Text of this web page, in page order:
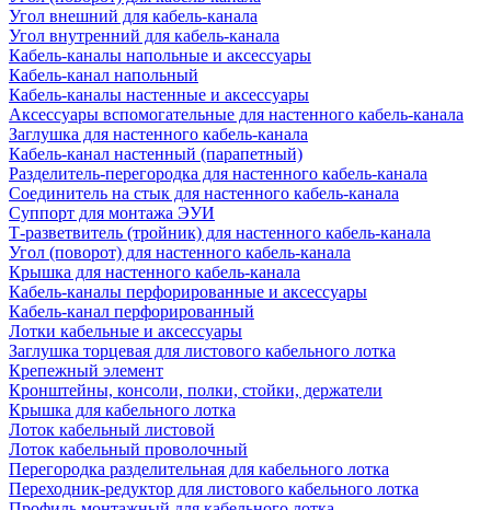
Угол внешний для кабель-канала
Угол внутренний для кабель-канала
Кабель-каналы напольные и аксессуары
Кабель-канал напольный
Кабель-каналы настенные и аксессуары
Аксессуары вспомогательные для настенного кабель-канала
Заглушка для настенного кабель-канала
Кабель-канал настенный (парапетный)
Разделитель-перегородка для настенного кабель-канала
Соединитель на стык для настенного кабель-канала
Суппорт для монтажа ЭУИ
Т-разветвитель (тройник) для настенного кабель-канала
Угол (поворот) для настенного кабель-канала
Крышка для настенного кабель-канала
Кабель-каналы перфорированные и аксессуары
Кабель-канал перфорированный
Лотки кабельные и аксессуары
Заглушка торцевая для листового кабельного лотка
Крепежный элемент
Кронштейны, консоли, полки, стойки, держатели
Крышка для кабельного лотка
Лоток кабельный листовой
Лоток кабельный проволочный
Перегородка разделительная для кабельного лотка
Переходник-редуктор для листового кабельного лотка